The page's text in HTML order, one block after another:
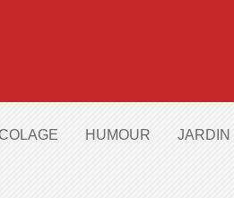
HUMOUR JARDIN